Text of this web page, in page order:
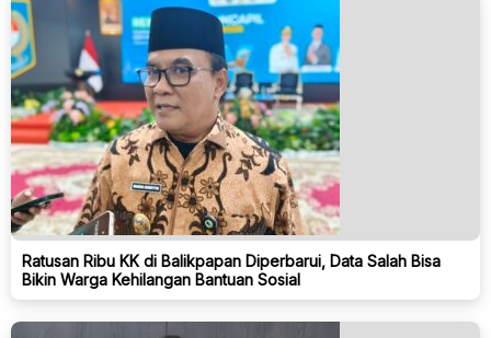
Ratusan Ribu KK di Balikpapan Diperbarui, Data Salah Bisa
Bikin Warga Kehilangan Bantuan Sosial